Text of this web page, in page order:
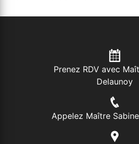
Prenez RDV avec
Delaunoy
Appelez Maître